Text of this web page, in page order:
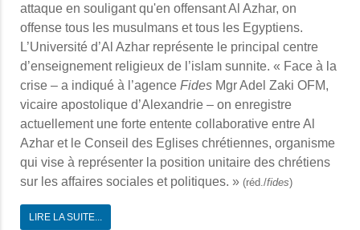
attaque en souligant qu'en offensant Al Azhar, on
offense tous les musulmans et tous les Egyptiens.
L’Université d’Al Azhar représente le principal centre
d’enseignement religieux de l’islam sunnite. « Face à la
crise – a indiqué à l’agence Fides Mgr Adel Zaki OFM,
vicaire apostolique d’Alexandrie – on enregistre
actuellement une forte entente collaborative entre Al
Azhar et le Conseil des Eglises chrétiennes, organisme
qui vise à représenter la position unitaire des chrétiens
sur les affaires sociales et politiques. » (réd./fides)
LIRE LA SUITE...